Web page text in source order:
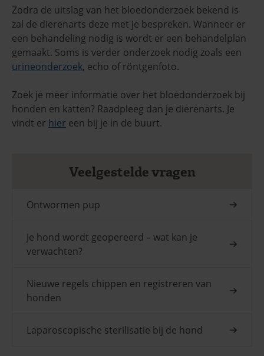
Zodra de uitslag van het bloedonderzoek bekend is
zal de dierenarts deze met je bespreken. Wanneer er
een behandeling nodig is wordt er een behandelplan
gemaakt. Soms is verder onderzoek nodig zoals een
urineonderzoek, echo of röntgenfoto.
Zoek je meer informatie over het bloedonderzoek bij
honden en katten? Raadpleeg dan je dierenarts. Je
vindt er hier een bij je in de buurt.
Veelgestelde vragen
Ontwormen pup
Je hond wordt geopereerd – wat kan je
verwachten?
Nieuwe regels chippen en registreren van
honden
Laparoscopische sterilisatie bij de hond